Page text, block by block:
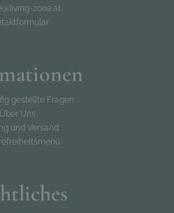
zone.at
gestellte Fragen
Über Uns
und Versand